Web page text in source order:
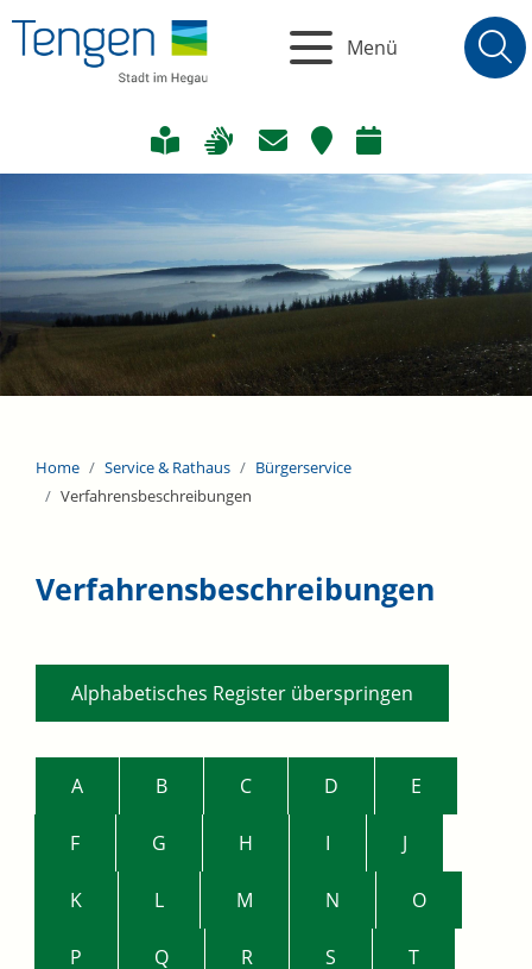
Menü
Home Service & Rathaus
Bürgerservice
Verfahrensbeschreibungen
Verfahrensbeschreibungen
Alphabetisches Register überspringen
A B C D E
F G H I J
K L M N O
P Q R S T